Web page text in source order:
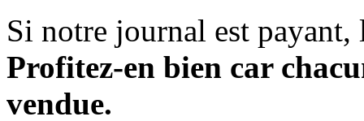
Si notre journal est payant,
Profitez-en bien car
vendue.